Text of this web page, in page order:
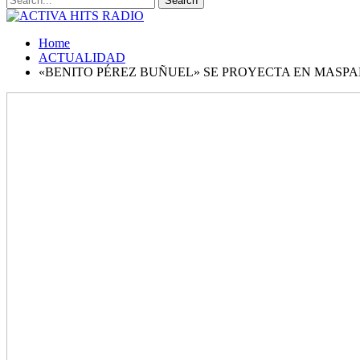
Home
ACTUALIDAD
«BENITO PÉREZ BUÑUEL» SE PROYECTA EN